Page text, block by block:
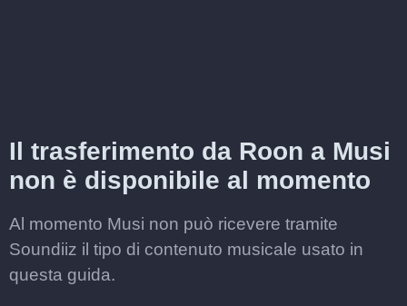
Il trasferimento da Roon a Musi
non è disponibile al momento
Al momento Musi non può ricevere tramite
Soundiiz il tipo di contenuto musicale usato in
questa guida.